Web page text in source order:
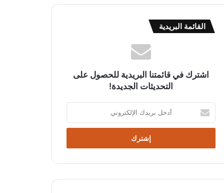
القائمة البريدية
اشترك في قائمتنا البريدية للحصول على
التحديثات الجديدة!
خ
ب
د